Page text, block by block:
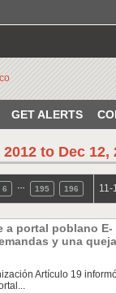
GET ALERTS
to Dec 12,
6 195 196 11-
a portal poblano E-
y una
Artículo 19